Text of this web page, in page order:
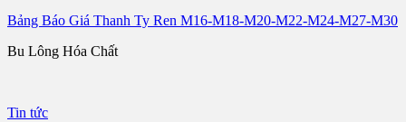
Bảng Báo Giá Thanh Ty Ren M16-M18-M20-M22-M24-M27-M30
Bu Lông Hóa Chất
Tin tức